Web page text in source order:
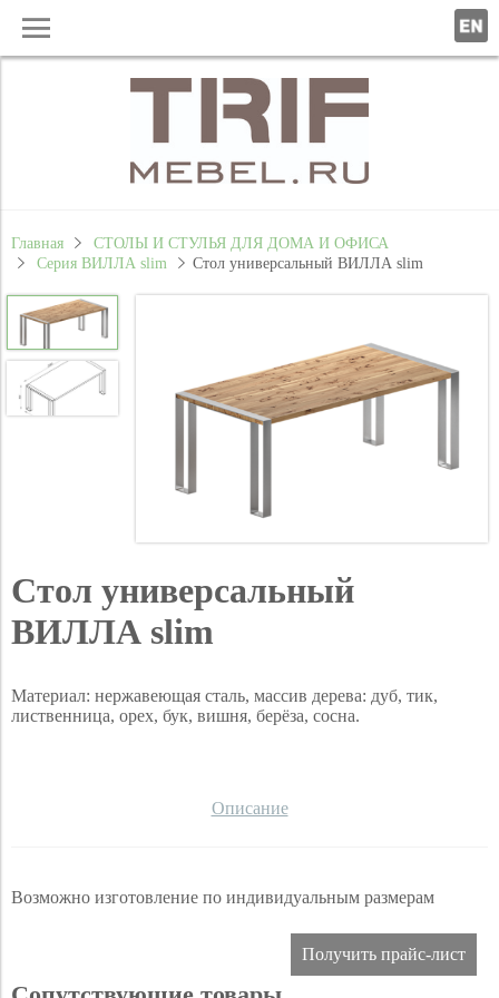
Главная
СТОЛЫ И СТУЛЬЯ ДЛЯ ДОМА И ОФИСА
Серия ВИЛЛА slim
Стол универсальный ВИЛЛА slim
Стол универсальный
ВИЛЛА slim
Материал: нержавеющая сталь, массив дерева: дуб, тик,
лиственница, орех, бук, вишня, берёза, сосна.
Описание
Возможно изготовление по индивидуальным размерам
Получить прайс-лист